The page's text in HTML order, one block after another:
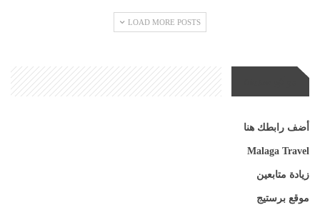
LOAD MORE POSTS
أضف رابطك هنا
Malaga Travel
زيادة متابعين
موقع برستيج